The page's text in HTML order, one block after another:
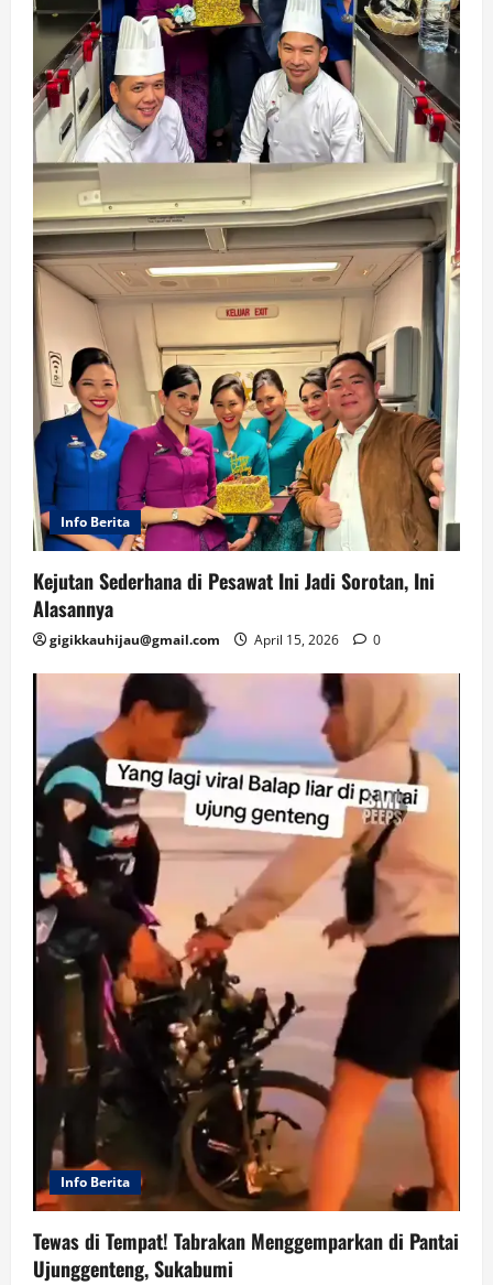
Info Berita
Kejutan Sederhana di Pesawat Ini Jadi Sorotan, Ini
Alasannya
gigikkauhijau@gmail.com April 15, 2026 0
Info Berita
Tewas di Tempat! Tabrakan Menggemparkan di Pantai
Ujunggenteng, Sukabumi